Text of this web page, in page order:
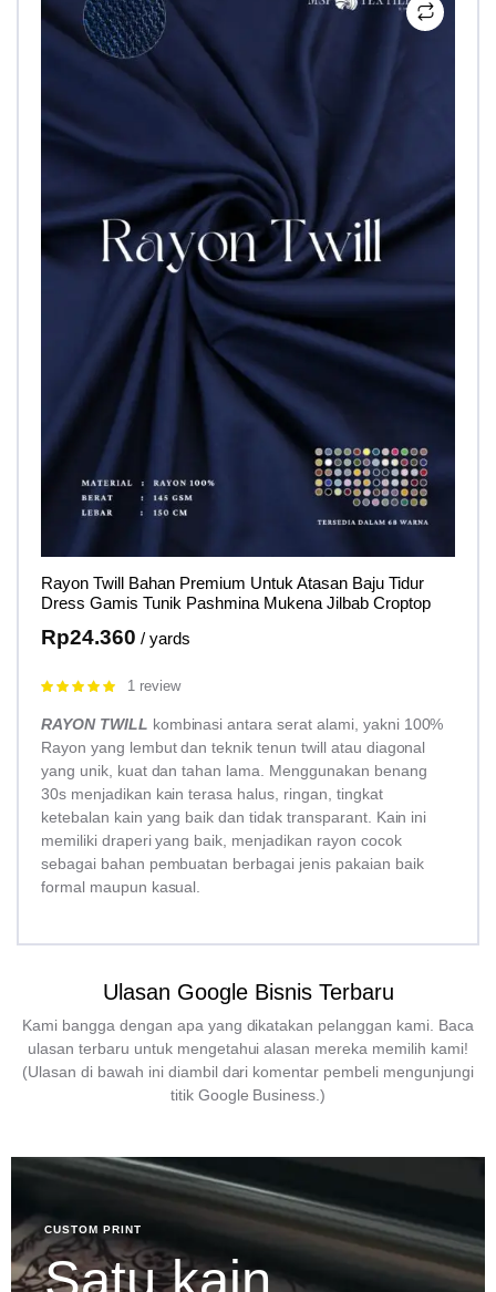
Rayon Twill Bahan Premium Untuk Atasan Baju Tidur
Dress Gamis Tunik Pashmina Mukena Jilbab Croptop
Rp24.360 / yards
Rated
1 review
RAYON TWILL kombinasi antara serat alami, yakni 100%
Rayon yang lembut dan teknik tenun twill atau diagonal
yang unik, kuat dan tahan lama. Menggunakan benang
30s menjadikan kain terasa halus, ringan, tingkat
ketebalan kain yang baik dan tidak transparant. Kain ini
memiliki draperi yang baik, menjadikan rayon cocok
sebagai bahan pembuatan berbagai jenis pakaian baik
formal maupun kasual.
Ulasan Google Bisnis Terbaru
Kami bangga dengan apa yang dikatakan pelanggan kami. Baca
ulasan terbaru untuk mengetahui alasan mereka memilih kami!
(Ulasan di bawah ini diambil dari komentar pembeli mengunjungi
titik Google Business.)
CUSTOM PRINT
Satu kain,